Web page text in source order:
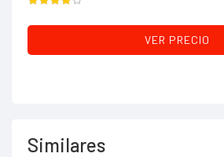
VER PRECIO
Similares